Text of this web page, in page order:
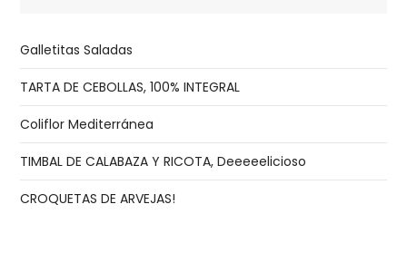
Galletitas Saladas
TARTA DE CEBOLLAS, 100% INTEGRAL
Coliflor Mediterránea
TIMBAL DE CALABAZA Y RICOTA, Deeeeelicioso
CROQUETAS DE ARVEJAS!